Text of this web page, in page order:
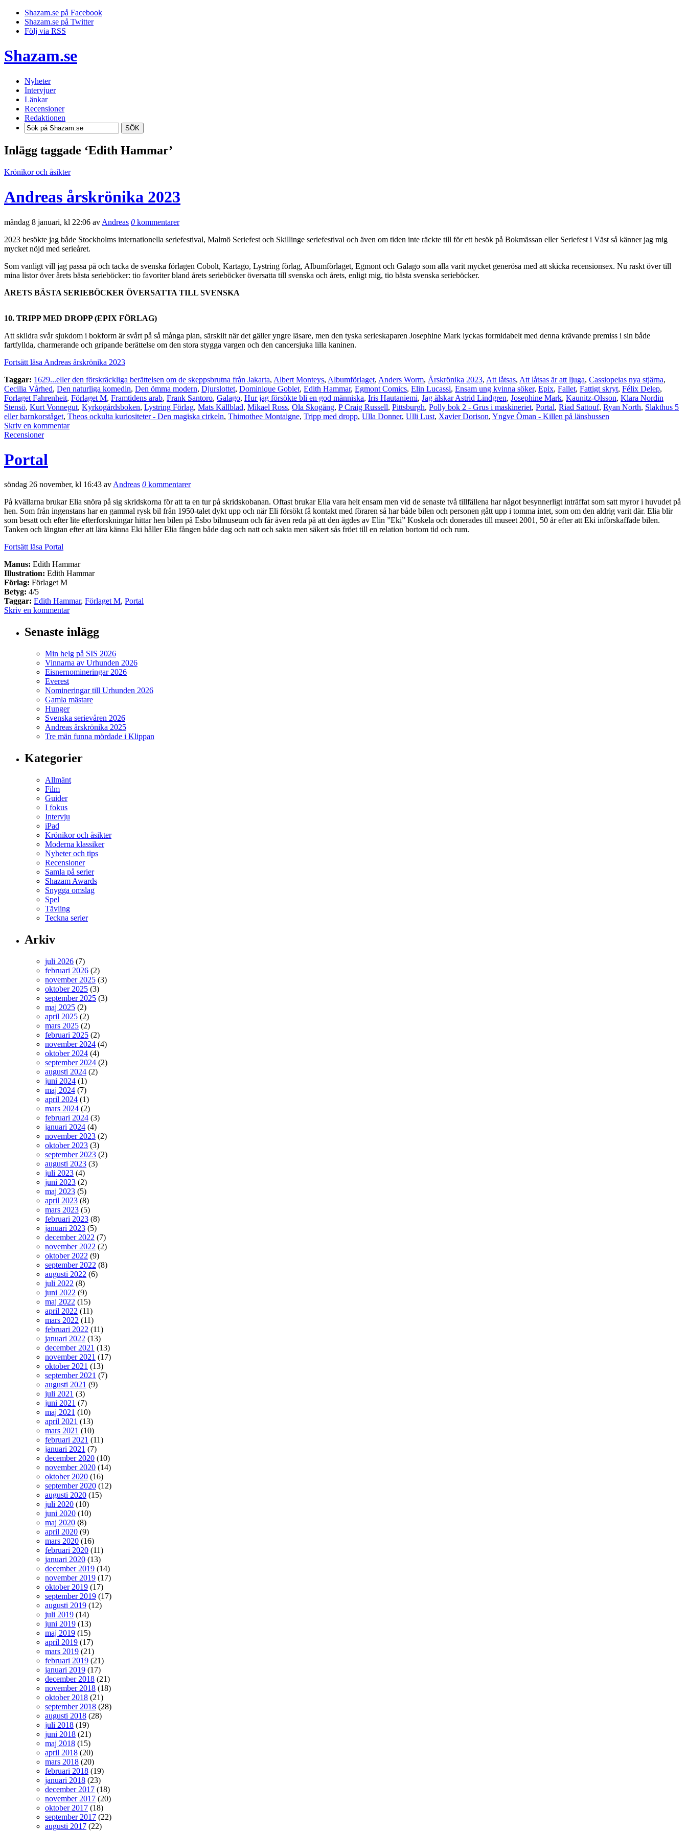
Shazam.se på Facebook
Shazam.se på Twitter
Följ via RSS
Shazam.se
Nyheter
Intervjuer
Länkar
Recensioner
Redaktionen
SÖK
Inlägg taggade ‘Edith Hammar’
Krönikor och åsikter
Andreas årskrönika 2023
måndag 8 januari, kl 22:06 av Andreas 0 kommentarer
2023 besökte jag både Stockholms internationella seriefestival, Malmö Seriefest och Skillinge seriefestival och även om tiden inte räckte till för ett besök på Bokmässan eller Seriefest i Väst så känner jag mig
mycket nöjd med serieåret.
Som vanligt vill jag passa på och tacka de svenska förlagen Cobolt, Kartago, Lystring förlag, Albumförlaget, Egmont och Galago som alla varit mycket generösa med att skicka recensionsex. Nu raskt över till
mina listor över årets bästa serieböcker: tio favoriter bland årets serieböcker översatta till svenska och årets, enligt mig, tio bästa svenska serieböcker.
ÅRETS BÄSTA SERIEBÖCKER ÖVERSATTA TILL SVENSKA
10. TRIPP MED DROPP (EPIX FÖRLAG)
Att skildra svår sjukdom i bokform är svårt på så många plan, särskilt när det gäller yngre läsare, men den tyska serieskaparen Josephine Mark lyckas formidabelt med denna krävande premiss i sin både
fartfyllda, charmerande och gripande berättelse om den stora stygga vargen och den cancersjuka lilla kaninen.
Fortsätt läsa Andreas årskrönika 2023
Taggar: 1629...eller den förskräckliga berättelsen om de skeppsbrutna från Jakarta, Albert Monteys, Albumförlaget, Anders Worm, Årskrönika 2023, Att låtsas, Att låtsas är att ljuga, Cassiopeias nya stjärna,
Cecilia Vårhed, Den naturliga komedin, Den ömma modern, Djurslottet, Dominique Goblet, Edith Hammar, Egmont Comics, Elin Lucassi, Ensam ung kvinna söker, Epix, Fallet, Fattigt skryt, Félix Delep,
Forlaget Fahrenheit, Förlaget M, Framtidens arab, Frank Santoro, Galago, Hur jag försökte bli en god människa, Iris Hautaniemi, Jag älskar Astrid Lindgren, Josephine Mark, Kaunitz-Olsson, Klara Nordin
Stensö, Kurt Vonnegut, Kyrkogårdsboken, Lystring Förlag, Mats Källblad, Mikael Ross, Ola Skogäng, P Craig Russell, Pittsburgh, Polly bok 2 - Grus i maskineriet, Portal, Riad Sattouf, Ryan North, Slakthus 5
eller barnkorståget, Theos ockulta kuriositeter - Den magiska cirkeln, Thimothee Montaigne, Tripp med dropp, Ulla Donner, Ulli Lust, Xavier Dorison, Yngve Öman - Killen på länsbussen
Skriv en kommentar
Recensioner
Portal
söndag 26 november, kl 16:43 avAndreas 0 kommentarer
På kvällarna brukar Elia snöra på sig skridskorna för att ta en tur på skridskobanan. Oftast brukar Elia vara helt ensam men vid de senaste två tillfällena har något besynnerligt inträffat som satt myror i huvudet på
hen. Som från ingenstans har en gammal rysk bil från 1950-talet dykt upp och när Eli försökt få kontakt med föraren så har både bilen och personen gått upp i tomma intet, som om den aldrig varit där. Elia blir
som besatt och efter lite efterforskningar hittar hen bilen på Esbo bilmuseum och får även reda på att den ägdes av Elin ”Eki” Koskela och donerades till museet 2001, 50 år efter att Eki införskaffade bilen.
Tanken och längtan efter att lära känna Eki håller Elia fången både dag och natt och sakta men säkert sås fröet till en relation bortom tid och rum.
Fortsätt läsa Portal
Manus: Edith Hammar
Illustration: Edith Hammar
Förlag: Förlaget M
Betyg: 4/5
Taggar: Edith Hammar, Förlaget M, Portal
Skriv en kommentar
Senaste inlägg
Min helg på SIS 2026
Vinnarna av Urhunden 2026
Eisnernomineringar 2026
Everest
Nomineringar till Urhunden 2026
Gamla mästare
Hunger
Svenska serievåren 2026
Andreas årskrönika 2025
Tre män funna mördade i Klippan
Kategorier
Allmänt
Film
Guider
I fokus
Intervju
iPad
Krönikor och åsikter
Moderna klassiker
Nyheter och tips
Recensioner
Samla på serier
Shazam Awards
Snygga omslag
Spel
Tävling
Teckna serier
Arkiv
juli 2026 (7)
februari 2026 (2)
november 2025 (3)
oktober 2025 (3)
september 2025 (3)
maj 2025 (2)
april 2025 (2)
mars 2025 (2)
februari 2025 (2)
november 2024 (4)
oktober 2024 (4)
september 2024 (2)
augusti 2024 (2)
juni 2024 (1)
maj 2024 (7)
april 2024 (1)
mars 2024 (2)
februari 2024 (3)
januari 2024 (4)
november 2023 (2)
oktober 2023 (3)
september 2023 (2)
augusti 2023 (3)
juli 2023 (4)
juni 2023 (2)
maj 2023 (5)
april 2023 (8)
mars 2023 (5)
februari 2023 (8)
januari 2023 (5)
december 2022 (7)
november 2022 (2)
oktober 2022 (9)
september 2022 (8)
augusti 2022 (6)
juli 2022 (8)
juni 2022 (9)
maj 2022 (15)
april 2022 (11)
mars 2022 (11)
februari 2022 (11)
januari 2022 (13)
december 2021 (13)
november 2021 (17)
oktober 2021 (13)
september 2021 (7)
augusti 2021 (9)
juli 2021 (3)
juni 2021 (7)
maj 2021 (10)
april 2021 (13)
mars 2021 (10)
februari 2021 (11)
januari 2021 (7)
december 2020 (10)
november 2020 (14)
oktober 2020 (16)
september 2020 (12)
augusti 2020 (15)
juli 2020 (10)
juni 2020 (10)
maj 2020 (8)
april 2020 (9)
mars 2020 (16)
februari 2020 (11)
januari 2020 (13)
december 2019 (14)
november 2019 (17)
oktober 2019 (17)
september 2019 (17)
augusti 2019 (12)
juli 2019 (14)
juni 2019 (13)
maj 2019 (15)
april 2019 (17)
mars 2019 (21)
februari 2019 (21)
januari 2019 (17)
december 2018 (21)
november 2018 (18)
oktober 2018 (21)
september 2018 (28)
augusti 2018 (28)
juli 2018 (19)
juni 2018 (21)
maj 2018 (15)
april 2018 (20)
mars 2018 (20)
februari 2018 (19)
januari 2018 (23)
december 2017 (18)
november 2017 (20)
oktober 2017 (18)
september 2017 (22)
augusti 2017 (22)